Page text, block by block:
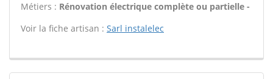
Métiers : Rénovation électrique complète ou partielle -
Voir la fiche artisan : Sarl instalelec